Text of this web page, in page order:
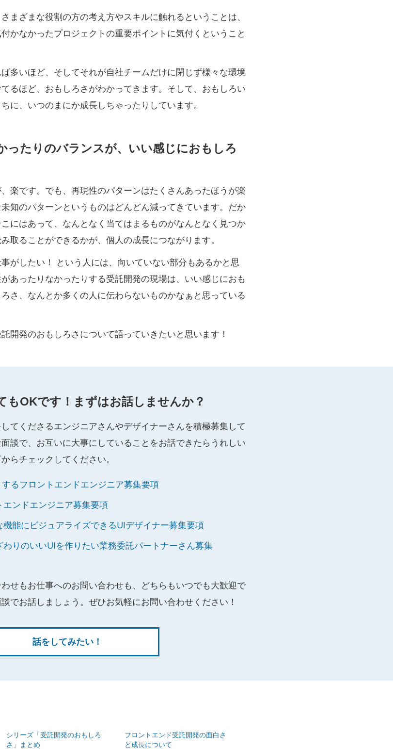
まざまな役割の方の考え方やスキルに触れるということは、
かなかったプロジェクトの重要ポイントに気付くということ
多いほど、そしてそれが自社チームだけに閉じず様々な環境
るほど、おもしろさがわかってきます。そして、おもしろい
に、いつのまにか成長しちゃったりしています。
ったりのバランスが、いい感じにおもしろ
楽です。でも、再現性のパターンはたくさんあったほうが楽
知のパターンというものはどんどん減ってきています。だか
にはあって、なんとなく当てはまるものがなんとなく見つか
取ることができるかが、個人の成長につながります。
がしたい！ という人には、向いていない部分もあるかと思
あったりなかったりする受託開発の現場は、いい感じにおも
さ、なんとか多くの人に伝わらないものかなぁと思っている
開発のおもしろさについて語っていきたいと思います！
もOKです！まずはお話しませんか？
てくださるエンジニアさんやデザイナーさんを積極募集して
談で、お互いに大事にしていることをお話できたらうれしい
らチェックしてください。
るフロントエンドエンジニア募集要項
ンドエンジニア募集要項
能にビジュアライズできるUIデザイナー募集要項
りのいいUIを作りたい業務委託パートナーさん募集
せもお仕事へのお問い合わせも、どちらもいつでも大歓迎で
でお話しましょう。ぜひお気軽にお問い合わせください！
話をしてみたい！
シリーズ「受託開発のおもしろ
さ」まとめ
フロントエンド受託開発の面白さ
と成長について